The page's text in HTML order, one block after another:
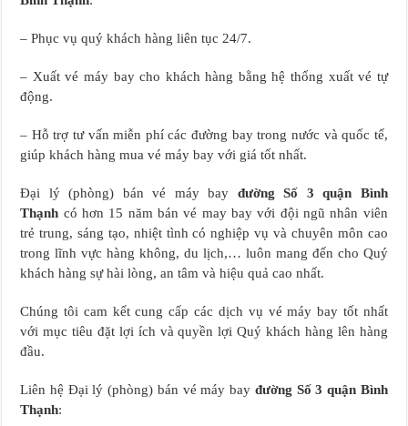
– Phục vụ quý khách hàng liên tục 24/7.
– Xuất vé máy bay cho khách hàng bằng hệ thống xuất vé tự
động.
– Hỗ trợ tư vấn miễn phí các đường bay trong nước và quốc tế,
giúp khách hàng mua vé máy bay với giá tốt nhất.
Đại lý (phòng) bán vé máy bay đường Số 3 quận Bình
Thạnh có hơn 15 năm bán vé may bay với đội ngũ nhân viên
trẻ trung, sáng tạo, nhiệt tình có nghiệp vụ và chuyên môn cao
trong lĩnh vực hàng không, du lịch,… luôn mang đến cho Quý
khách hàng sự hài lòng, an tâm và hiệu quả cao nhất.
Chúng tôi cam kết cung cấp các dịch vụ vé máy bay tốt nhất
với mục tiêu đặt lợi ích và quyền lợi Quý khách hàng lên hàng
đầu.
Liên hệ Đại lý (phòng) bán vé máy bay đường Số 3 quận Bình
Thạnh: